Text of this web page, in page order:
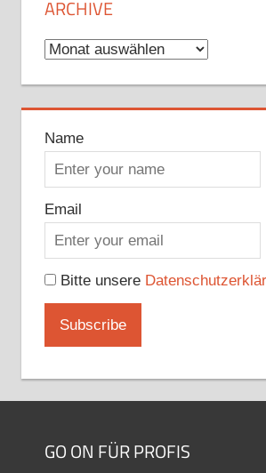
ARCHIVE
Archive
Name
Email
Bitte unsere
GO ON FÜR PROFIS